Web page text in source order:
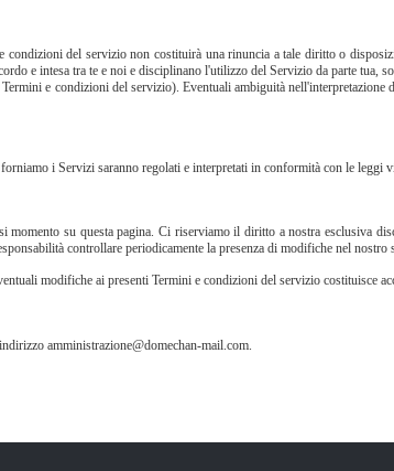
del servizio non costituirà una rinuncia a tale diritto o
e intesa tra te e noi e disciplinano l'utilizzo del Servizio da parte tua,
e condizioni del servizio). Eventuali ambiguità
i Servizi saranno regolati e interpretati in conformità con le
su questa pagina. Ci riserviamo il diritto a nostra esclusiva
controllare periodicamente la presenza di modifiche nel nostro
modifiche ai presenti Termini e condizioni del servizio costituisce
amministrazione@domechan-mail.com.